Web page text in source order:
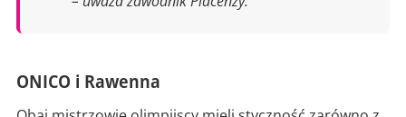
ONICO i Rawenna